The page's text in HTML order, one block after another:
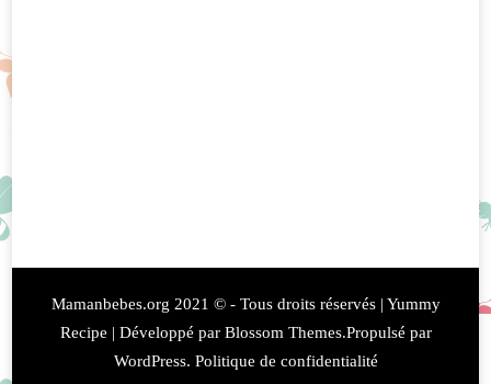
Mamanbebes.org 2021 © - Tous droits réservés | Yummy
Recipe | Développé par Blossom Themes.Propulsé par
WordPress. Politique de confidentialité